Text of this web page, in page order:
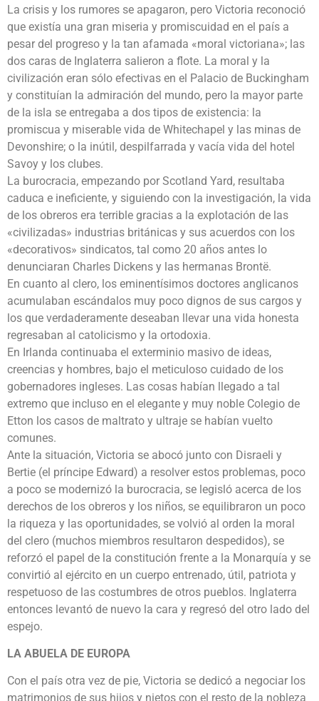
La crisis y los rumores se apagaron, pero Victoria reconoció
que existía una gran miseria y promiscuidad en el país a
pesar del progreso y la tan afamada «moral victoriana»; las
dos caras de Inglaterra salieron a flote. La moral y la
civilización eran sólo efectivas en el Palacio de Buckingham
y constituían la admiración del mundo, pero la mayor parte
de la isla se entregaba a dos tipos de existencia: la
promiscua y miserable vida de Whitechapel y las minas de
Devonshire; o la inútil, despilfarrada y vacía vida del hotel
Savoy y los clubes.
La burocracia, empezando por Scotland Yard, resultaba
caduca e ineficiente, y siguiendo con la investigación, la vida
de los obreros era terrible gracias a la explotación de las
«civilizadas» industrias británicas y sus acuerdos con los
«decorativos» sindicatos, tal como 20 años antes lo
denunciaran Charles Dickens y las hermanas Brontë.
En cuanto al clero, los eminentísimos doctores anglicanos
acumulaban escándalos muy poco dignos de sus cargos y
los que verdaderamente deseaban llevar una vida honesta
regresaban al catolicismo y la ortodoxia.
En Irlanda continuaba el exterminio masivo de ideas,
creencias y hombres, bajo el meticuloso cuidado de los
gobernadores ingleses. Las cosas habían llegado a tal
extremo que incluso en el elegante y muy noble Colegio de
Etton los casos de maltrato y ultraje se habían vuelto
comunes.
Ante la situación, Victoria se abocó junto con Disraeli y
Bertie (el príncipe Edward) a resolver estos problemas, poco
a poco se modernizó la burocracia, se legisló acerca de los
derechos de los obreros y los niños, se equilibraron un poco
la riqueza y las oportunidades, se volvió al orden la moral
del clero (muchos miembros resultaron despedidos), se
reforzó el papel de la constitución frente a la Monarquía y se
convirtió al ejército en un cuerpo entrenado, útil, patriota y
respetuoso de las costumbres de otros pueblos. Inglaterra
entonces levantó de nuevo la cara y regresó del otro lado del
espejo.
LA ABUELA DE EUROPA
Con el país otra vez de pie, Victoria se dedicó a negociar los
matrimonios de sus hijos y nietos con el resto de la nobleza